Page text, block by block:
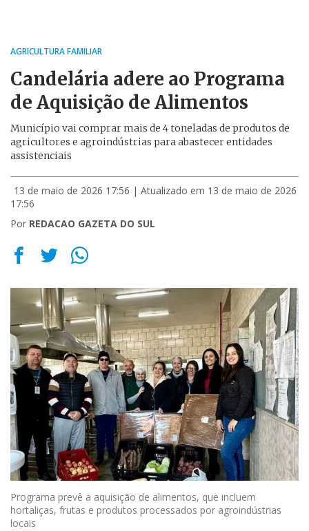
AGRICULTURA FAMILIAR
Candelária adere ao Programa
de Aquisição de Alimentos
Município vai comprar mais de 4 toneladas de produtos de
agricultores e agroindústrias para abastecer entidades
assistenciais
13 de maio de 2026 17:56 | Atualizado em 13 de maio de 2026
17:56
Por REDACAO GAZETA DO SUL
Programa prevê a aquisição de alimentos, que incluem
hortaliças, frutas e produtos processados por agroindústrias
locais